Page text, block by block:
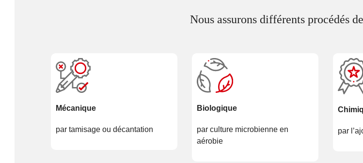
Nous assurons différents procédés
Mécanique
par tamisage ou décantation
Biologique
par culture microbienne en
aérobie
par